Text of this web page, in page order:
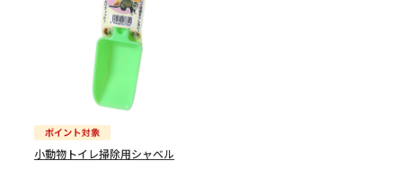
小動物トイレ掃除用シャベル